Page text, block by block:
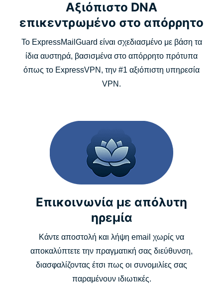
Αξιόπιστο DNA
επικεντρωμένο στο απόρρητο
Το ExpressMailGuard είναι σχεδιασμένο με βάση τα
ίδια αυστηρά, βασισμένα στο απόρρητο πρότυπα
όπως το ExpressVPN, την #1 αξιόπιστη υπηρεσία
VPN.
Επικοινωνία με απόλυτη
ηρεμία
Κάντε αποστολή και λήψη email χωρίς να
αποκαλύπτετε την πραγματική σας διεύθυνση,
διασφαλίζοντας έτσι πως οι συνομιλίες σας
παραμένουν ιδιωτικές.